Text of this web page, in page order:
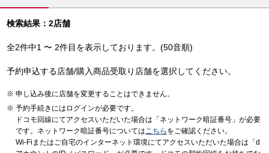
検索結果：2店舗
全2件中1 〜 2件目を表示しております。(50音順)
予約申込する店舗/購入商品受取り店舗を選択してください。
申し込み後に店舗を変更することはできません。
予約手続きにはログインが必要です。
ドコモ回線にてアクセスいただいた場合は「ネットワーク暗証番号」が必要
です。ネットワーク暗証番号についてはこちら をご確認ください。
Wi-Fiまたはご自宅のインターネット環境にてアクセスいただいた場合は「d